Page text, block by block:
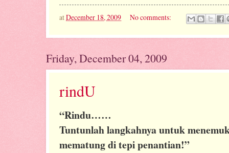
atDecember 18, 2009 No comments:
Friday, December 04, 2009
rindU
“Rindu……
Tuntunlah langkahnya untuk
mematung di tepi penantian!”